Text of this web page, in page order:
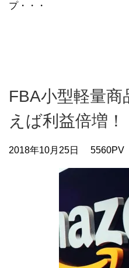
プ・・・
FBA小型軽量
えば利益倍増！
2018年10月25日 5560PV